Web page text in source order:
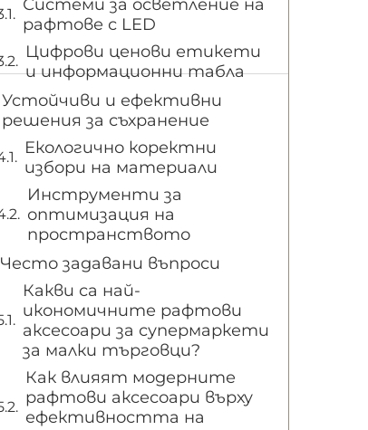
Системи за осветление на
рафтове с LED
Цифрови ценови етикети
и информационни табла
Устойчиви и ефективни
решения за съхранение
Екологично коректни
избори на материали
Инструменти за
оптимизация на
пространството
Често задавани въпроси
Какви са най-
икономичните рафтови
аксесоари за супермаркети
за малки търговци?
Как влияят модерните
рафтови аксесоари върху
ефективността на